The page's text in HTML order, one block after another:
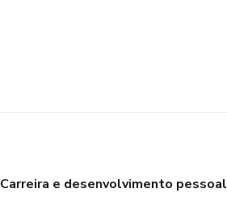
Carreira e desenvolvimento pessoal